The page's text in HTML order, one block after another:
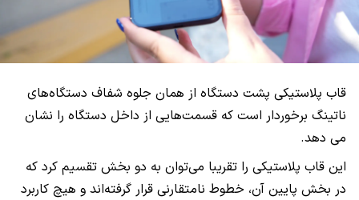
قاب پلاستیکی پشت دستگاه از همان جلوه شفاف دستگاه‌های
ناتینگ برخوردار است که قسمت‌هایی از داخل دستگاه را نشان
می دهد.
این قاب پلاستیکی را تقریبا می‌توان به دو بخش تقسیم کرد که
در بخش پایین آن، خطوط نامتقارنی قرار گرفته‌اند و هیچ کاربرد